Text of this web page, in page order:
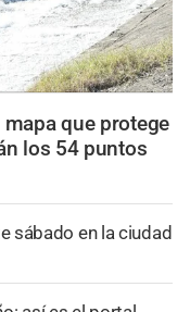
mapa que protege
los 54 puntos
sábado en la ciudad